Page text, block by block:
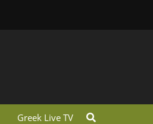
Greek Live TV